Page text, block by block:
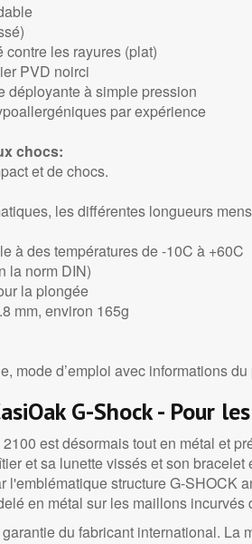
les rayures (plat)
PVD noirci
déployante à simple pression
par expérience
chocs:
et de chocs.
les différentes longueurs
à des températures de -10C à +60C
la norm DIN)
la plongée
mm, environ 165g
mode d’emploi avec informations
G-Shock - Pour
est désormais tout en métal et
et sa lunette vissés et son
l'emblématique structure G-SHOCK
en métal sur les maillons
du fabricant international. La